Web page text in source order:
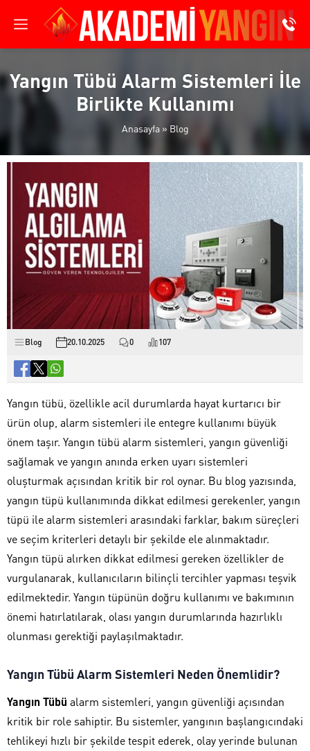
Yangın Tübü Alarm Sistemleri İle
Birlikte Kullanımı
Anasayfa» Blog
Blog 20.10.2025 0 107
Yangın tübü, özellikle acil durumlarda hayat kurtarıcı bir
ürün olup, alarm sistemleri ile entegre kullanımı büyük
önem taşır. Yangın tübü alarm sistemleri, yangın güvenliği
sağlamak ve yangın anında erken uyarı sistemleri
oluşturmak açısından kritik bir rol oynar. Bu blog yazısında,
yangın tüpü kullanımında dikkat edilmesi gerekenler, yangın
tüpü ile alarm sistemleri arasındaki farklar, bakım süreçleri
ve seçim kriterleri detaylı bir şekilde ele alınmaktadır.
Yangın tüpü alırken dikkat edilmesi gereken özellikler de
vurgulanarak, kullanıcıların bilinçli tercihler yapması teşvik
edilmektedir. Yangın tüpünün doğru kullanımı ve bakımının
önemi hatırlatılarak, olası yangın durumlarında hazırlıklı
olunması gerektiği paylaşılmaktadır.
Yangın Tübü Alarm Sistemleri Neden Önemlidir?
Yangın Tübü alarm sistemleri, yangın güvenliği açısından
kritik bir role sahiptir. Bu sistemler, yangının başlangıcındaki
tehlikeyi hızlı bir şekilde tespit ederek, olay yerinde bulunan